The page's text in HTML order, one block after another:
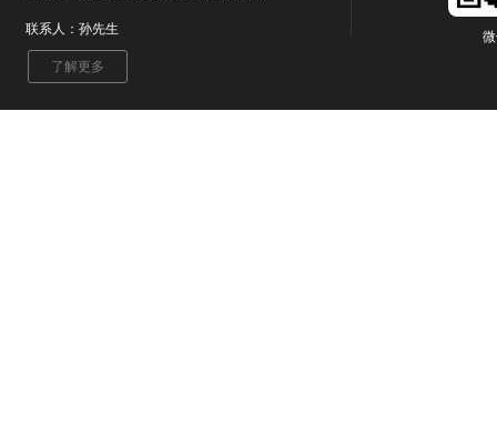
联系人：孙先生
了解更多